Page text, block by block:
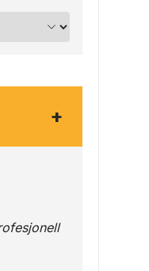
+